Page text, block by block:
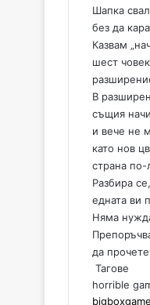
Шапка
без да
Казвам
шест
В
същия
и вече не
като нов
страна по-
Разбира
едната ви
Няма
да
Тагове
horrible